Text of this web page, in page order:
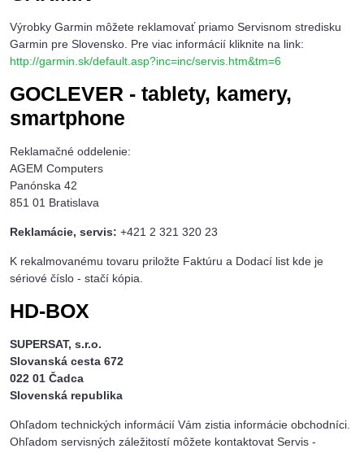
Výrobky Garmin môžete reklamovať priamo Servisnom stredisku
Garmin pre Slovensko. Pre viac informácií kliknite na link:
http://garmin.sk/default.asp?inc=inc/servis.htm&tm=6
GOCLEVER - tablety, kamery,
smartphone
Reklamačné oddelenie:
AGEM Computers
Panónska 42
851 01 Bratislava
Reklamácie, servis: +421 2 321 320 23
K rekalmovanému tovaru priložte Faktúru a Dodací list kde je
sériové číslo - stačí kópia.
HD-BOX
SUPERSAT, s.r.o.
Slovanská cesta 672
022 01 Čadca
Slovenská republika
Ohľadom technických informácií Vám zistia informácie obchodníci.
Ohľadom servisných záležitostí môžete kontaktovat Servis -